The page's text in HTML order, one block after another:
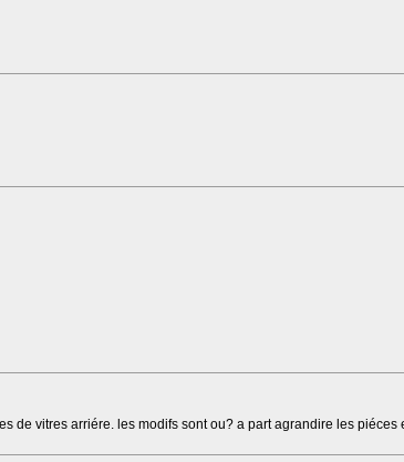
de vitres arriére. les modifs sont ou? a part agrandire les